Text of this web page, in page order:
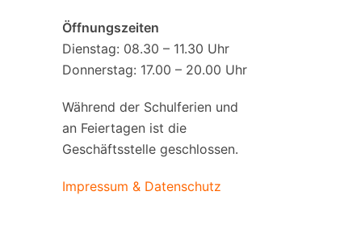
Öffnungszeiten
Dienstag: 08.30 – 11.30 Uhr
Donnerstag: 17.00 – 20.00 Uhr
Während der Schulferien und
an Feiertagen ist die
Geschäftsstelle geschlossen.
Impressum & Datenschutz